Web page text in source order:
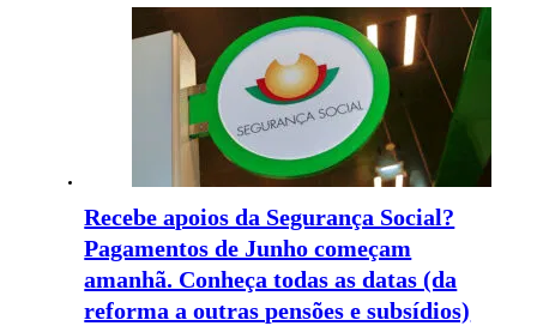
Recebe apoios da Segurança Social?
Pagamentos de Junho começam
amanhã. Conheça todas as datas (da
reforma a outras pensões e subsídios)